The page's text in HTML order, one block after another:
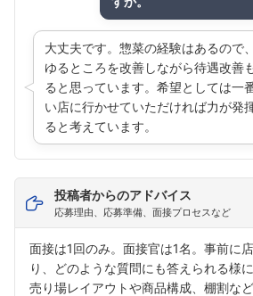
大丈夫です。惣菜の経験はあるので
ゆるところを改善しながら待遇改善
ると思っています。希望としては一
い店に行かせていただければ力が発
ると考えています。
投稿者からのアドバイス
応募理由、応募準備、面接プロセスなど
面接は1回のみ。面接官は1名。事前に
り、どのような質問にも答えられる様
売り場レイアウトや商品構成、棚割な